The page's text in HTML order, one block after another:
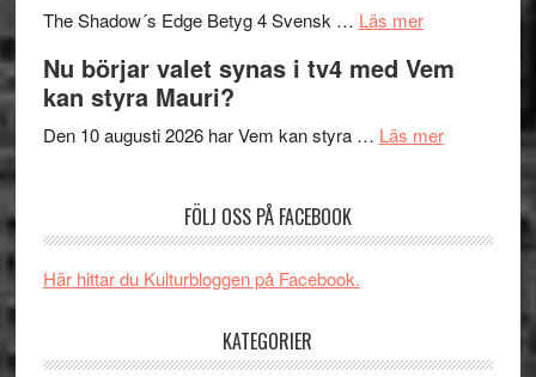
Scensommar
Artipelag
samtal
teater
The Shadow´s Edge Betyg 4 Svensk … Läs merom
The
´s
och
Jackie
Nu börjar valet synas i tv4 med Vem
kan styra Mauri?
Den 10 augusti 2026 har Vem kan styra … Läs merom
synas
Vem
FÖLJ OSS PÅ FACEBOOK
Här hittar du Kulturbloggen på Facebook.
KATEGORIER